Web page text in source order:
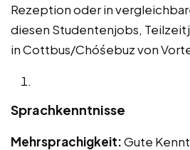
Rezeption oder in
diesen Studentenjobs,
in Cottbus/Chóśebuz von
Sprachkenntnisse
Mehrsprachigkeit:Gute